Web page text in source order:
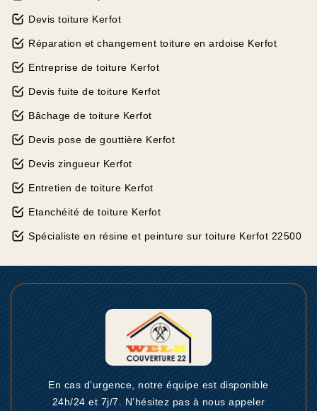
Devis toiture Kerfot
Réparation et changement toiture en ardoise Kerfot
Entreprise de toiture Kerfot
Devis fuite de toiture Kerfot
Bâchage de toiture Kerfot
Devis pose de gouttière Kerfot
Devis zingueur Kerfot
Entretien de toiture Kerfot
Etanchéité de toiture Kerfot
Spécialiste en résine et peinture sur toiture Kerfot 22500
En cas d’urgence, notre équipe est disponible
24h/24 et 7j/7. N’hésitez pas à nous appeler